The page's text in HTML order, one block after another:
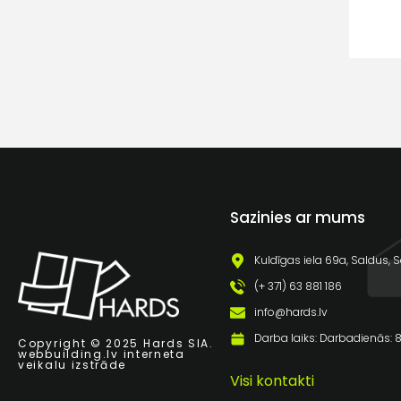
Copyright © 2025 Hards SIA.
webbuilding.lv interneta
veikalu izstrāde
Sazinies ar mums
Kuldīgas iela 69a, Saldus,
(+ 371) 63 881 186
info@hards.lv
Darba laiks: Darbadienās:
Visi kontakti